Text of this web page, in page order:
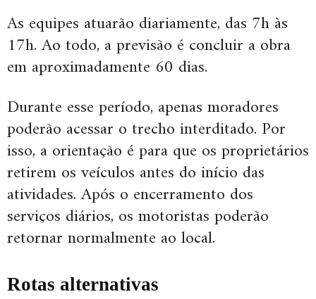
As equipes atuarão diariamente, das 7h às
17h. Ao todo, a previsão é concluir a obra
em aproximadamente 60 dias.
Durante esse período, apenas moradores
poderão acessar o trecho interditado. Por
isso, a orientação é para que os proprietários
retirem os veículos antes do início das
atividades. Após o encerramento dos
serviços diários, os motoristas poderão
retornar normalmente ao local.
Rotas alternativas